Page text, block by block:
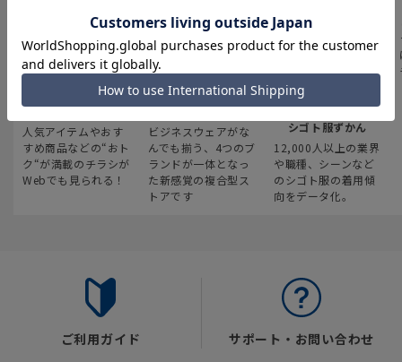
最新のお買い得情報
人気アイテムやおす
すめ商品などの“おト
ク“が満載のチラシが
Webでも見られる！
スーツスクエア
ビジネスウェアがな
んでも揃う、4つのブ
ランドが一体となっ
た新感覚の複合型ス
トアです
みんなの
シゴト服ずかん
12,000人以上の業界
や職種、シーンなど
のシゴト服の着用傾
向をデータ化。
ご利用ガイド サポート・お問い合わせ